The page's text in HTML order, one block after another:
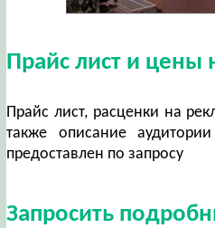
Прайс лист и цены
Прайс лист, расценки на
также описание
предоставлен по запросу
Запросить